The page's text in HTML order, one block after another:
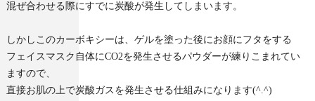
混ぜ合わせる際にすでに炭酸が発生してしまいます。
しかしこのカーボキシーは、ゲルを塗った後にお顔にフタをする
フェイスマスク自体にCO2を発生させるパウダーが練りこまれてい
ますので、
直接お肌の上で炭酸ガスを発生させる仕組みになります(^.^)